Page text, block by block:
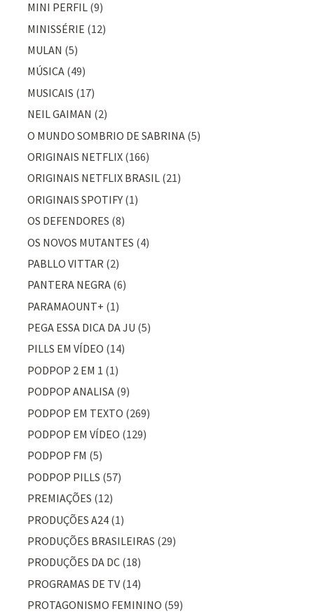
MINI PERFIL (9)
MINISSÉRIE (12)
MULAN (5)
MÚSICA (49)
MUSICAIS (17)
NEIL GAIMAN (2)
O MUNDO SOMBRIO DE SABRINA (5)
ORIGINAIS NETFLIX (166)
ORIGINAIS NETFLIX BRASIL (21)
ORIGINAIS SPOTIFY (1)
OS DEFENDORES (8)
OS NOVOS MUTANTES (4)
PABLLO VITTAR (2)
PANTERA NEGRA (6)
PARAMAOUNT+ (1)
PEGA ESSA DICA DA JU (5)
PILLS EM VÍDEO (14)
PODPOP 2 EM 1 (1)
PODPOP ANALISA (9)
PODPOP EM TEXTO (269)
PODPOP EM VÍDEO (129)
PODPOP FM (5)
PODPOP PILLS (57)
PREMIAÇÕES (12)
PRODUÇÕES A24 (1)
PRODUÇÕES BRASILEIRAS (29)
PRODUÇÕES DA DC (18)
PROGRAMAS DE TV (14)
PROTAGONISMO FEMININO (59)